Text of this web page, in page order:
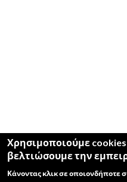
Χρησιμοποιούμε
βελτιώσουμε την
Κάνοντας κλικ σε οποιονδήποτε